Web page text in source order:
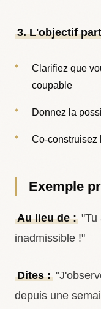
3. L'objectif
Clarifiez que
coupable
Donnez la
Co-construisez
Exemple
Au lieu de : "Tu
inadmissible !"
Dites :
depuis une